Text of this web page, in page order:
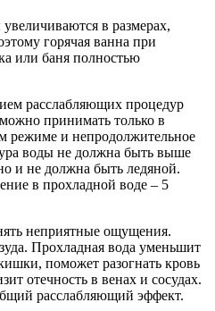
в размерах,
горячая ванна при
или баня полностью
расслабляющих процедур
принимать только в
режиме и непродолжительное
воды не должна быть выше
и не должна быть ледяной.
в прохладной воде – 5
неприятные ощущения.
Прохладная вода уменьшит
поможет разогнать кровь
отечность в венах и сосудах.
расслабляющий эффект.